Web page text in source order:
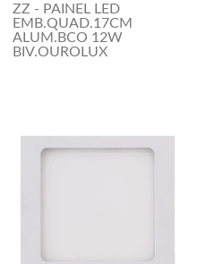
ZZ - PAINEL LED
EMB.QUAD.17CM
ALUM.BCO 12W
BIV.OUROLUX